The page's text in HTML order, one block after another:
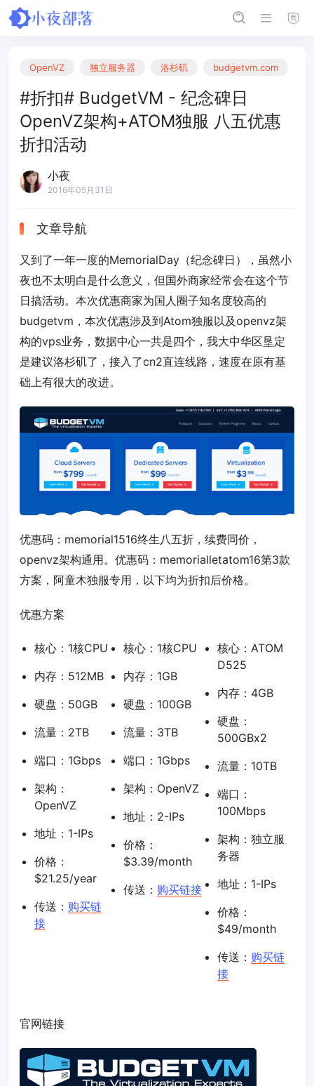
OpenVZ 独立服务器 洛杉矶 budgetvm.com
#折扣# BudgetVM - 纪念碑日
OpenVZ架构+ATOM独服 八五优惠
折扣活动
小夜
2016年05月31日
文章导航
又到了一年一度的MemorialDay（纪念碑日），虽然小
夜也不太明白是什么意义，但国外商家经常会在这个节
日搞活动。本次优惠商家为国人圈子知名度较高的
budgetvm，本次优惠涉及到Atom独服以及openvz架
构的vps业务，数据中心一共是四个，我大中华区垦定
是建议洛杉矶了，接入了cn2直连线路，速度在原有基
础上有很大的改进。
优惠码： memorial1516终生八五折，续费同价，
openvz架构通用。优惠码： memorialletatom16第3款
方案，阿童木独服专用，以下均为折扣后价格。
优惠方案
核心：1核CPU
内存：512MB
硬盘：50GB
流量：2TB
端口：1Gbps
架构：
OpenVZ
地址：1-IPs
价格：
$21.25/year
传送： 购买链
接
核心：1核CPU
内存：1GB
硬盘：100GB
流量：3TB
端口：1Gbps
架构：OpenVZ
地址：2-IPs
价格：
$3.39/month
传送： 购买链接
核心：ATOM
D525
内存：4GB
硬盘：
500GBx2
流量：10TB
端口：
100Mbps
架构：独立服
务器
地址：1-IPs
价格：
$49/month
传送： 购买链
接
官网链接